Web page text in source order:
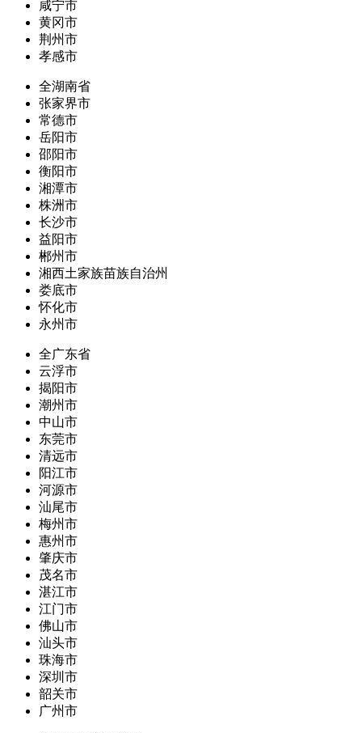
咸宁市
黄冈市
荆州市
孝感市
全湖南省
张家界市
常德市
岳阳市
邵阳市
衡阳市
湘潭市
株洲市
长沙市
益阳市
郴州市
湘西土家族苗族自治州
娄底市
怀化市
永州市
全广东省
云浮市
揭阳市
潮州市
中山市
东莞市
清远市
阳江市
河源市
汕尾市
梅州市
惠州市
肇庆市
茂名市
湛江市
江门市
佛山市
汕头市
珠海市
深圳市
韶关市
广州市